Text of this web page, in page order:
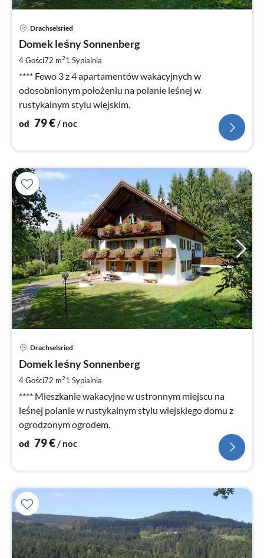
Drachselsried
Domek leśny Sonnenberg
4 Gości72 m21 Sypialnia
**** Fewo 3 z 4 apartamentów wakacyjnych w
odosobnionym położeniu na polanie leśnej w
rustykalnym stylu wiejskim.
od 79€/ noc
Drachselsried
Domek leśny Sonnenberg
4 Gości72 m21 Sypialnia
**** Mieszkanie wakacyjne w ustronnym miejscu na
leśnej polanie w rustykalnym stylu wiejskiego domu z
ogrodzonym ogrodem.
od 79€/ noc